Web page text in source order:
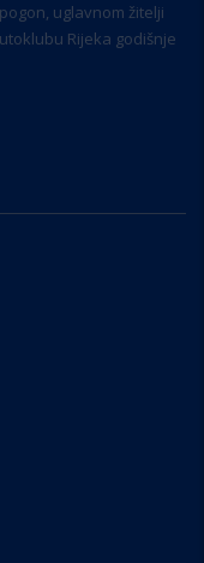
uglavnom žitelji
Rijeka godišnje